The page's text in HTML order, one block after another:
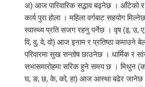
अ) आज पारिवारिक सद्भाव बढ्नेछ । आँटेको
कार्य पुरा होला । महिला वर्गबाट सहयोग
स्वास्थ्य प्रति सजग रहनु पर्नेछ । वृष (इ, उ,
वि, वु, वे, वो) आज इनाम र प्रतिष्ठा कमाउने
परिवारमा सुख सन्तोष छाउनेछ । धार्मिक र
सभासमारोहमा सरिक हुने समय छ । मिथुन
घ, ङ, छ, के, को, हा) आज आस्था बढेर जानेछ